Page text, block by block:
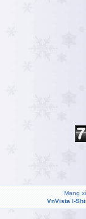
Mạng
VnVista I-